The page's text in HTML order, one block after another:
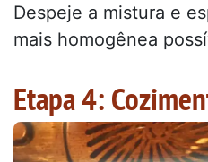
Despeje a mistura e
mais homogênea
Etapa 4: